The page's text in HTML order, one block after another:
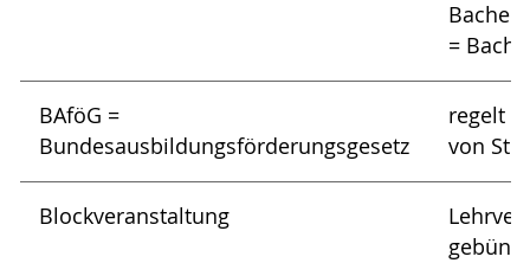
=
BAföG =
Bundesausbildungsförderungsgesetz
regelt
von
Blockveranstaltung